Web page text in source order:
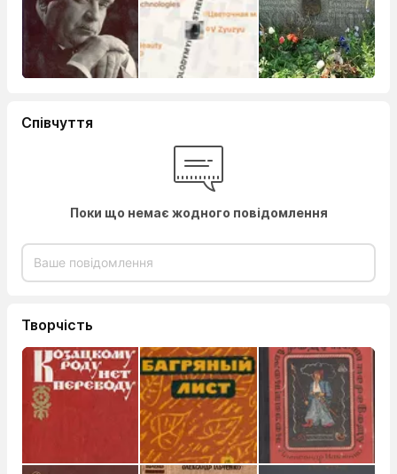
Співчуття
Поки що немає жодного повідомлення
Творчість